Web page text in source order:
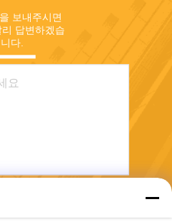
보내주시면
답변하겠습
니다.